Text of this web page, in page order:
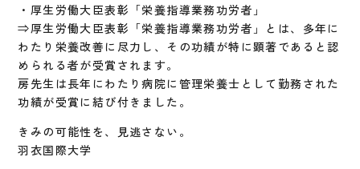
・厚生労働大臣表彰「栄養指導業務功労者」
⇒厚生労働大臣表彰「栄養指導業務功労者」とは、多年に
わたり栄養改善に尽力し、その功績が特に顕著であると認
められる者が受賞されます。
房先生は長年にわたり病院に管理栄養士として勤務された
功績が受賞に結び付きました。
きみの可能性を、見逃さない。
羽衣国際大学